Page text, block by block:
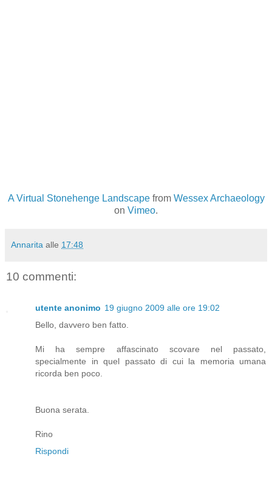
A Virtual Stonehenge Landscapefrom Wessex Archaeology
on Vimeo.
Annarita alle 17:48
10 commenti:
utente anonimo 19 giugno 2009 alle ore 19:02
Bello, davvero ben fatto.
Mi ha sempre affascinato scovare nel passato,
specialmente in quel passato di cui la memoria umana
ricorda ben poco.
Buona serata.
Rino
Rispondi